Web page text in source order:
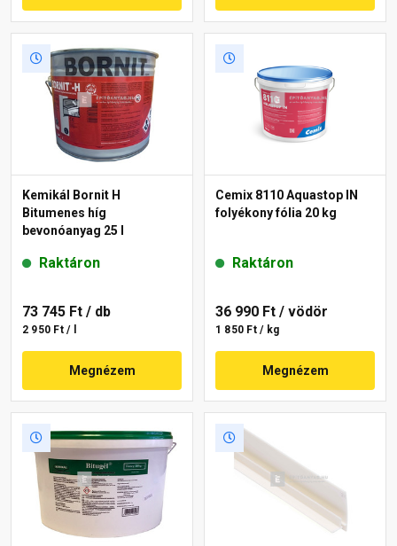
Kemikál Bornit H
Bitumenes híg
bevonóanyag 25 l
Raktáron
73 745 Ft / db
2 950 Ft / l
Megnézem
Cemix 8110 Aquastop IN
folyékony fólia 20 kg
Raktáron
36 990 Ft / vödör
1 850 Ft / kg
Megnézem